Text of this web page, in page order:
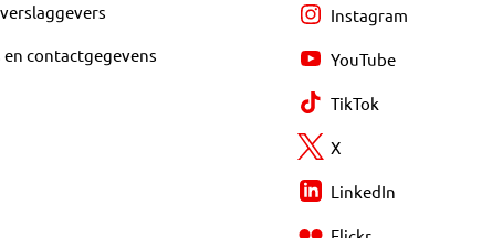
en contactgegevens
Instagram
YouTube
TikTok
X
LinkedIn